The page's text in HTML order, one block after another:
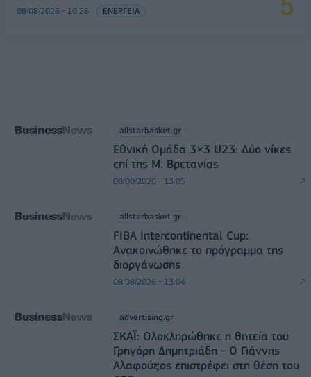
08/08/2026 - 10:26 ΕΝΕΡΓΕΙΑ
allstarbasket.gr
Εθνική Ομάδα 3×3 U23: Δύο νίκες
επί της Μ. Βρετανίας
08/08/2026 - 13:05
allstarbasket.gr
FIBA Intercontinental Cup:
Ανακοινώθηκε το πρόγραμμα της
διοργάνωσης
08/08/2026 - 13:04
advertising.gr
ΣΚΑΪ: Ολοκληρώθηκε η θητεία του
Γρηγόρη Δημητριάδη - Ο Γιάννης
Αλαφούζος επιστρέφει στη θέση του